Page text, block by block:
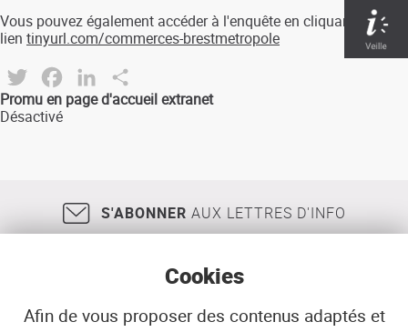
Vous pouvez également accéder à l'enquête en cliquant sur le
lien tinyurl.com/commerces-brestmetropole
Twitter FacebookLinkedIn
Promu en page d'accueil extranet
Désactivé
S'ABONNER AUX LETTRES D'INFO
Cookies
Afin de vous proposer des contenus adaptés et